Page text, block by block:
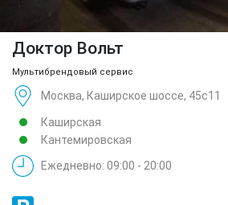
Доктор Вольт
Мультибрендовый сервис
Москва, Каширское шоссе, 45с11
Каширская
Кантемировская
Ежедневно: 09:00 - 20:00